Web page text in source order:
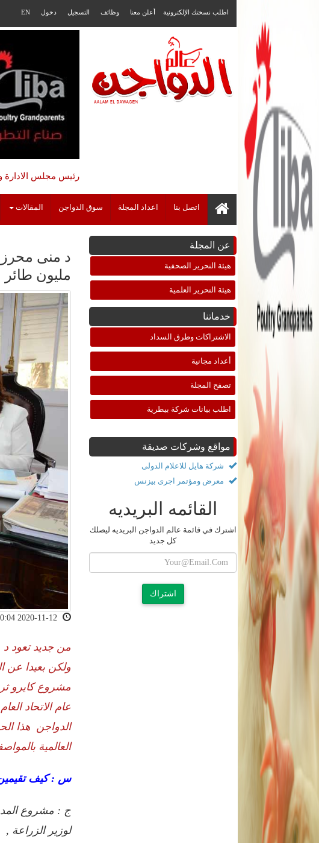
اطلب نسختك الإلكترونية أعلن معنا وظائف التسجيل دخول EN
رئيس مجلس الادارة
اتصل بنا اعداد المجلة سوق الدواجن المقالات
عن المجلة
هيئة التحرير الصحفية
هيئة التحرير العلمية
خدماتنا
الاشتراكات وطرق السداد
أعداد مجانية
تصفح المجلة
اطلب بيانات شركة بيطرية
مواقع وشركات صديقة
شركة هايل للاعلام الدولى
معرض ومؤتمر اجرى بيزنس
القائمه البريديه
اشترك في قائمة عالم الدواجن البريديه ليصلك
كل جديد
اشتراك
مليون طائر
من جديد تعود د
ولكن بعيدا عن
مشروع كايرو
عام الاتحاد
الدواجن هذا
العالمية
س : كيف تقيمين
ج : مشروع
لوزير الزراعة ,